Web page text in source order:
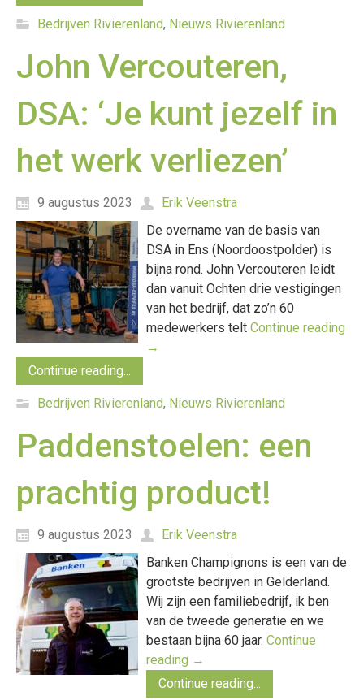
Bedrijven Rivierenland, Nieuws Rivierenland
John Vercouteren,
DSA: ‘Je kunt jezelf in
het werk verliezen’
9 augustus 2023
Erik Veenstra
De overname van de basis van
DSA in Ens (Noordoostpolder) is
bijna rond. John Vercouteren leidt
dan vanuit Ochten drie vestigingen
van het bedrijf, dat zo’n 60
medewerkers telt Continue reading
→
Continue reading...
Bedrijven Rivierenland, Nieuws Rivierenland
Paddenstoelen: een
prachtig product!
9 augustus 2023
Erik Veenstra
Banken Champignons is een van de
grootste bedrijven in Gelderland.
Wij zijn een familiebedrijf, ik ben
van de tweede generatie en we
bestaan bijna 60 jaar. Continue
reading →
Continue reading...